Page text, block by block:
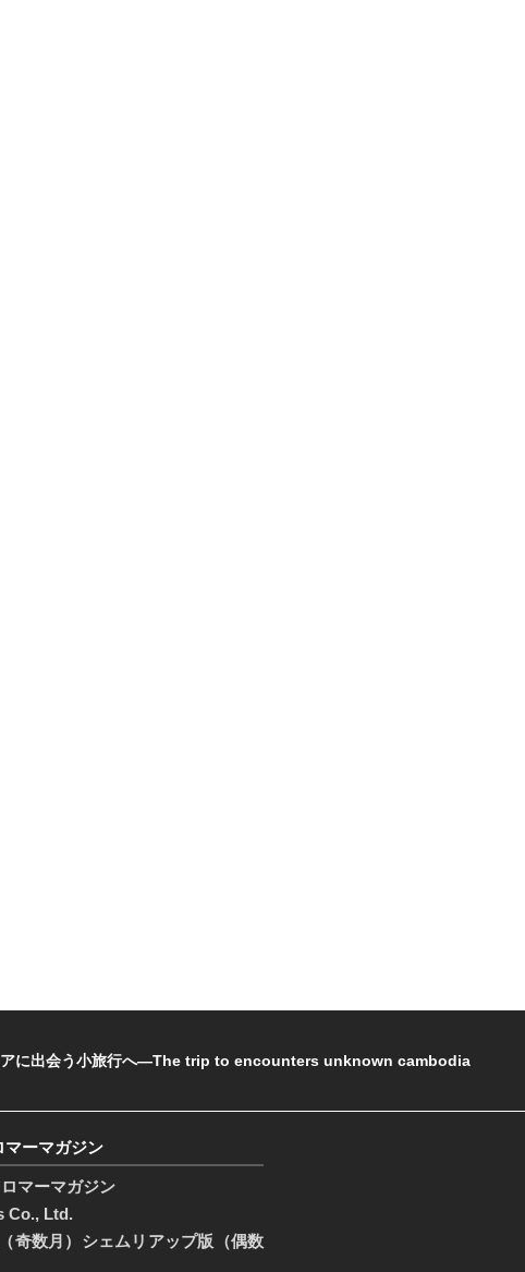
アに出会う小旅行へ―The trip to encounters unknown cambodia
マーマガジン
マーマガジン
Co., Ltd.
奇数月）シェムリアップ版（偶数